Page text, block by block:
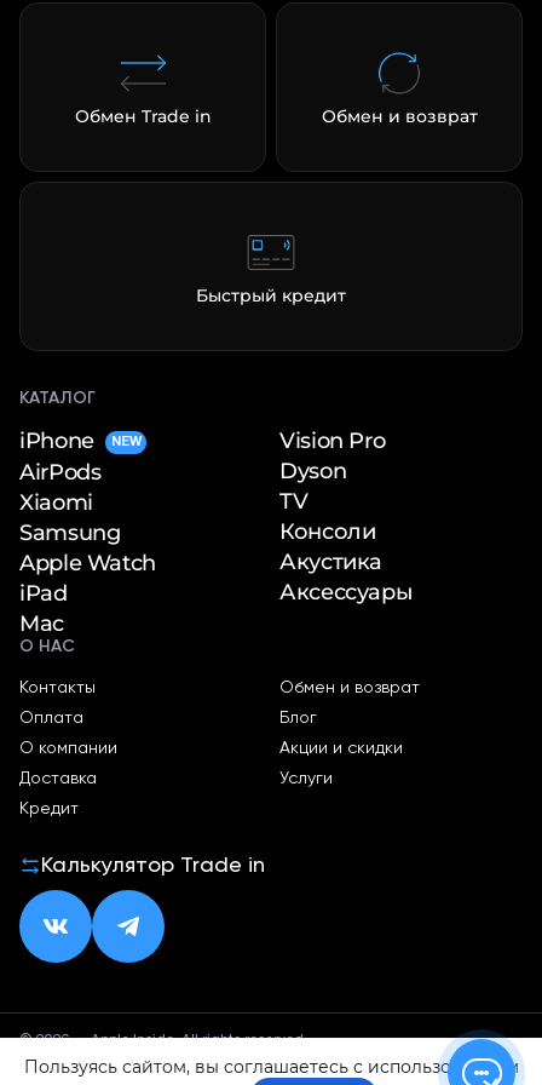
Обмен Trade in Обмен и возврат
Быстрый кредит
КАТАЛОГ
iPhone NEW
AirPods
Xiaomi
Samsung
Apple Watch
iPad
Mac
Vision Pro
Dyson
TV
Консоли
Акустика
Аксессуары
О НАС
Контакты
Оплата
О компании
Доставка
Кредит
Обмен и возврат
Блог
Акции и скидки
Услуги
Калькулятор Trade in
© 2026 — Apple Inside. All rights reserved.
Политика конфиденциальностиОферта
Пользуясь сайтом, вы соглашаетесь с использованием